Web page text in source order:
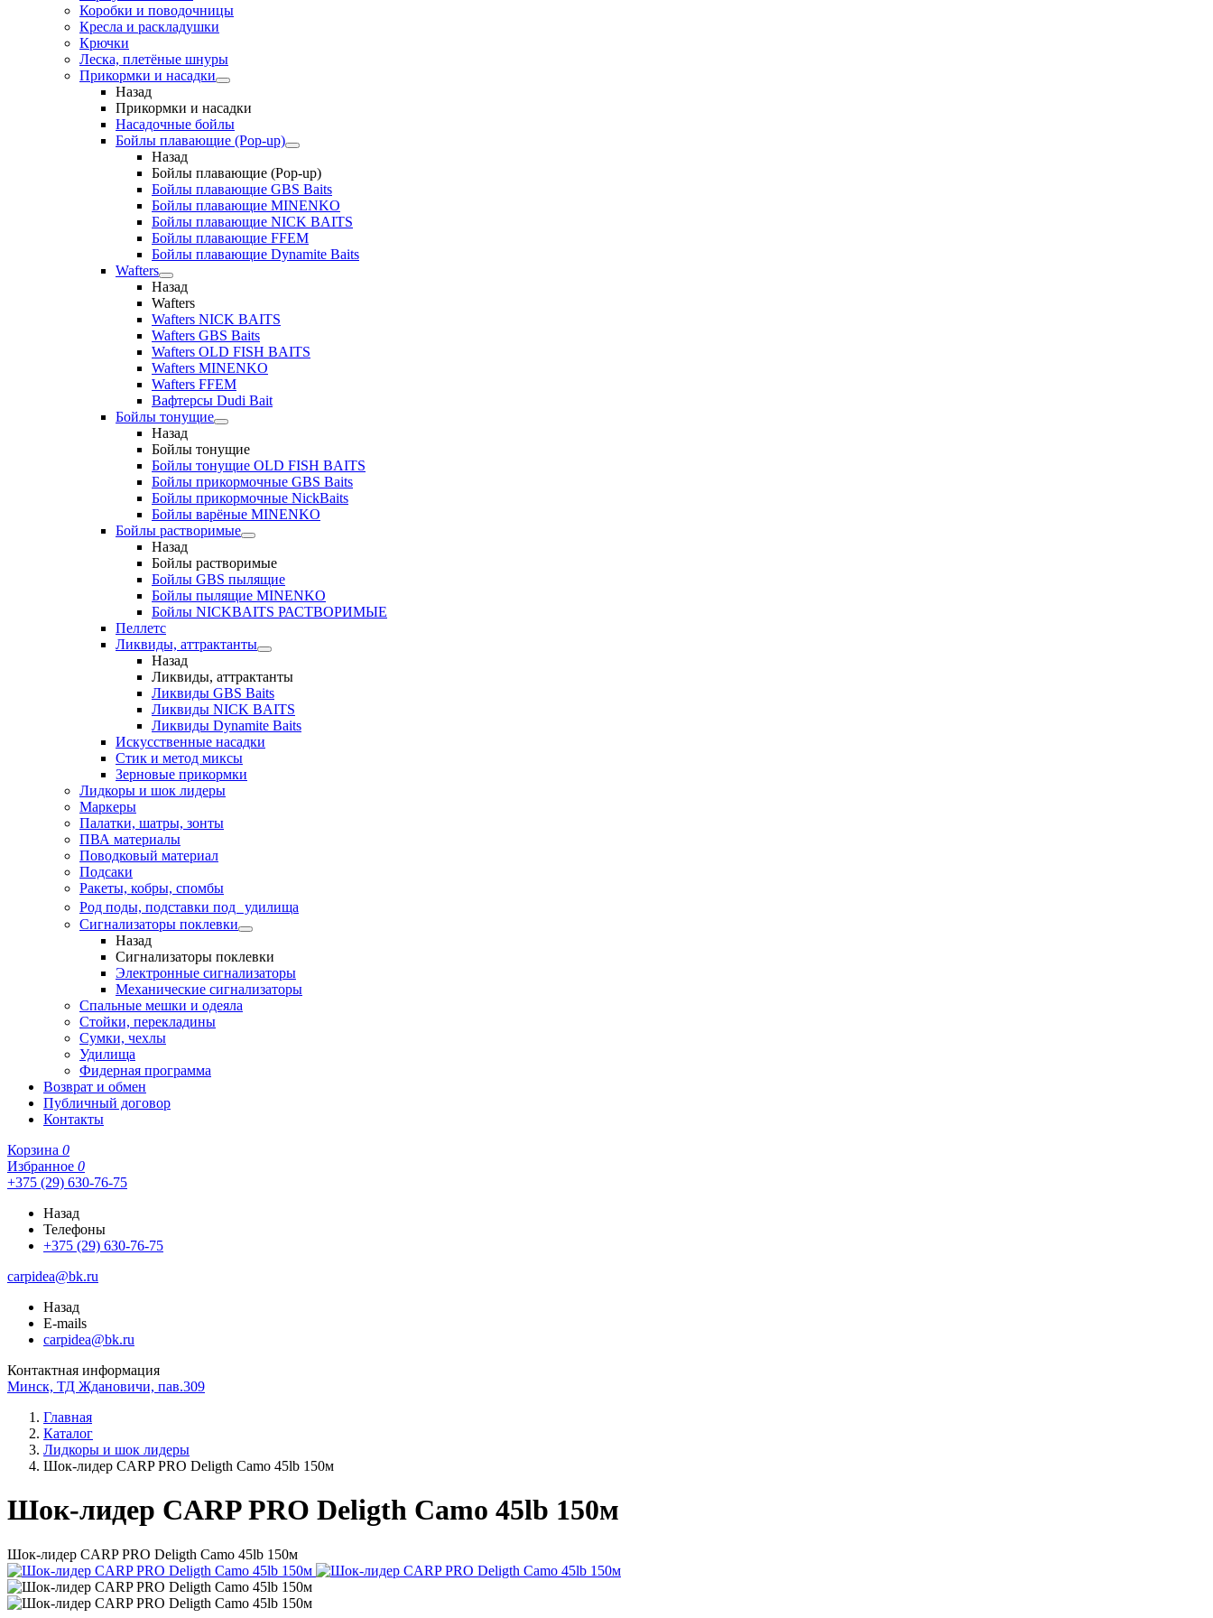
Коробки и поводочницы
Кресла и раскладушки
Крючки
Леска, плетёные шнуры
Прикормки и насадки
Назад
Прикормки и насадки
Насадочные бойлы
Бойлы плавающие (Pop-up)
Назад
Бойлы плавающие (Pop-up)
Бойлы плавающие GBS Baits
Бойлы плавающие MINENKO
Бойлы плавающие NICK BAITS
Бойлы плавающие FFEM
Бойлы плавающие Dynamite Baits
Wafters
Назад
Wafters
Wafters NICK BAITS
Wafters GBS Baits
Wafters OLD FISH BAITS
Wafters MINENKO
Wafters FFEM
Вафтерсы Dudi Bait
Бойлы тонущие
Назад
Бойлы тонущие
Бойлы тонущие OLD FISH BAITS
Бойлы прикормочные GBS Baits
Бойлы прикормочные NickBaits
Бойлы варёные MINENKO
Бойлы растворимые
Назад
Бойлы растворимые
Бойлы GBS пылящие
Бойлы пылящие MINENKO
Бойлы NICKBAITS РАСТВОРИМЫЕ
Пеллетс
Ликвиды, аттрактанты
Назад
Ликвиды, аттрактанты
Ликвиды GBS Baits
Ликвиды NICK BAITS
Ликвиды Dynamite Baits
Искусственные насадки
Стик и метод миксы
Зерновые прикормки
Лидкоры и шок лидеры
Маркеры
Палатки, шатры, зонты
ПВА материалы
Поводковый материал
Подсаки
Ракеты, кобры, спомбы
Род поды, подставки под удилища
Сигнализаторы поклевки
Назад
Сигнализаторы поклевки
Электронные сигнализаторы
Механические сигнализаторы
Спальные мешки и одеяла
Стойки, перекладины
Сумки, чехлы
Удилища
Фидерная программа
Возврат и обмен
Публичный договор
Контакты
Корзина 0
Избранное 0
+375 (29) 630-76-75
Назад
Телефоны
+375 (29) 630-76-75
carpidea@bk.ru
Назад
E-mails
carpidea@bk.ru
Контактная информация
Минск, ТД Ждановичи, пав.309
Главная
Каталог
Лидкоры и шок лидеры
Шок-лидер CARP PRO Deligth Camo 45lb 150м
Шок-лидер CARP PRO Deligth Camo 45lb 150м
Шок-лидер CARP PRO Deligth Camo 45lb 150м